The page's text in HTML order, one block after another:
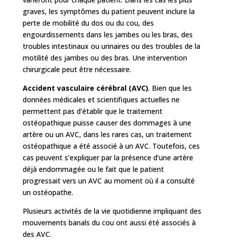
graves, les symptômes du patient peuvent inclure la
perte de mobilité du dos ou du cou, des
engourdissements dans les jambes ou les bras, des
troubles intestinaux ou urinaires ou des troubles de la
motilité des jambes ou des bras. Une intervention
chirurgicale peut être nécessaire.
Accident vasculaire cérébral (AVC). Bien que les
données médicales et scientifiques actuelles ne
permettent pas d’établir que le traitement
ostéopathique puisse causer des dommages à une
artère ou un AVC, dans les rares cas, un traitement
ostéopathique a été associé à un AVC. Toutefois, ces
cas peuvent s’expliquer par la présence d’une artère
déjà endommagée ou le fait que le patient
progressait vers un AVC au moment où il a consulté
un ostéopathe.
Plusieurs activités de la vie quotidienne impliquant des
mouvements banals du cou ont aussi été associés à
des AVC.